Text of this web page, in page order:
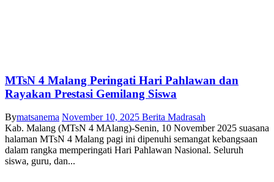
MTsN 4 Malang Peringati Hari Pahlawan dan
Rayakan Prestasi Gemilang Siswa
Bymatsanema November 10, 2025 Berita Madrasah
Kab. Malang (MTsN 4 MAlang)-Senin, 10 November 2025 suasana
halaman MTsN 4 Malang pagi ini dipenuhi semangat kebangsaan
dalam rangka memperingati Hari Pahlawan Nasional. Seluruh
siswa, guru, dan...